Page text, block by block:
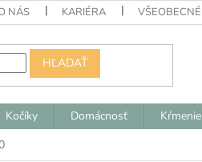
NÁS KARIÉRA
HĽADAŤ
Kočíky Domácnosť